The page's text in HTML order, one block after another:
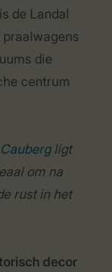
de Landal
die
centrum
ligt
om na
rust in het
decor